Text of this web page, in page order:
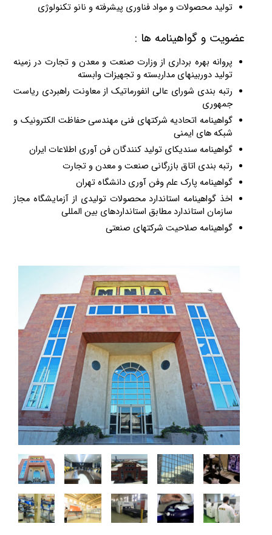
تولید محصولات و مواد فناوری پیشرفته و نانو تکنولوژی
عضویت و گواهینامه ها :
پروانه بهره برداری از وزارت صنعت و معدن و تجارت در زمینه
تولید دوربینهای مداربسته و تجهیزات وابسته
رتبه بندی شورای عالی انفورماتیک از معاونت راهبردی ریاست
جمهوری
گواهینامه اتحادیه شرکتهای فنی مهندسی حفاظت الکترونیک و
شبکه های ایمنی
گواهینامه سندیکای تولید کنندگان فن آوری اطلاعات ایران
رتبه بندی اتاق بازرگانی صنعت و معدن و تجارت
گواهینامه پارک علم وفن آوری دانشگاه تهران
اخذ گواهینامه استاندارد محصولات تولیدی از آزمایشگاه مجاز
سازمان استاندارد مطابق استانداردهای بین المللی
گواهینامه صلاحیت شرکتهای صنعتی